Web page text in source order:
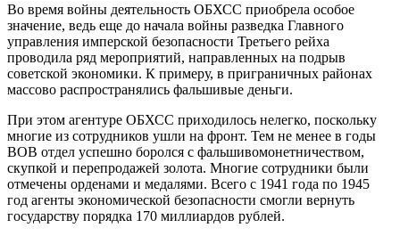
Во время войны деятельность ОБХСС приобрела особое
значение, ведь еще до начала войны разведка Главного
управления имперской безопасности Третьего рейха
проводила ряд мероприятий, направленных на подрыв
советской экономики. К примеру, в приграничных районах
массово распространялись фальшивые деньги.
При этом агентуре ОБХСС приходилось нелегко, поскольку
многие из сотрудников ушли на фронт. Тем не менее в годы
ВОВ отдел успешно боролся с фальшивомонетничеством,
скупкой и перепродажей золота. Многие сотрудники были
отмечены орденами и медалями. Всего с 1941 года по 1945
год агенты экономической безопасности смогли вернуть
государству порядка 170 миллиардов рублей.